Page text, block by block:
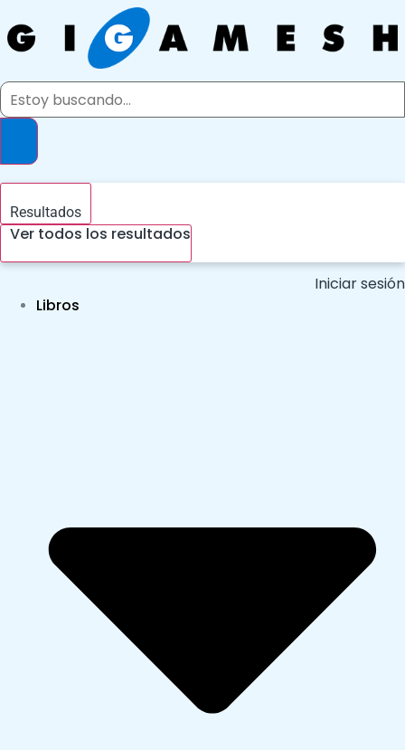
al
contenido
Search
Resultados
Ver todos los resultados
Iniciar sesión
Libros